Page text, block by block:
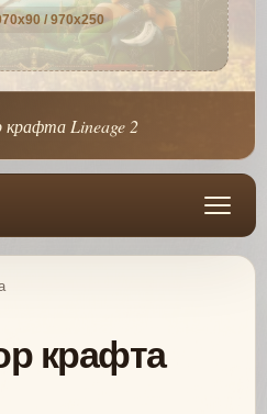
/ 970x250
крафта Lineage 2
крафта